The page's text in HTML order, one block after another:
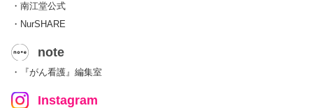
・南江堂公式
・NurSHARE
note
・『がん看護』編集室
Instagram